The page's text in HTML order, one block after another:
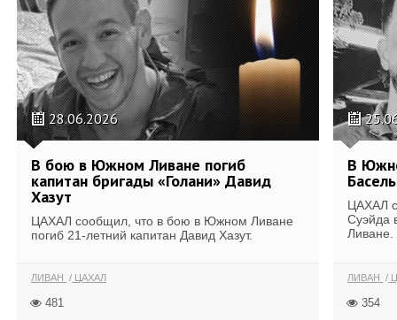
28.06.2026
В бою в Южном Ливане погиб
капитан бригады «Голани» Давид
Хазут
ЦАХАЛ сообщил, что в бою в Южном Ливане
погиб 21-летний капитан Давид Хазут.
ЛИВАН ЦАХАЛ
481
В
ЦАХАЛ
Суэйда
Ливане.
ЛИВАН
354